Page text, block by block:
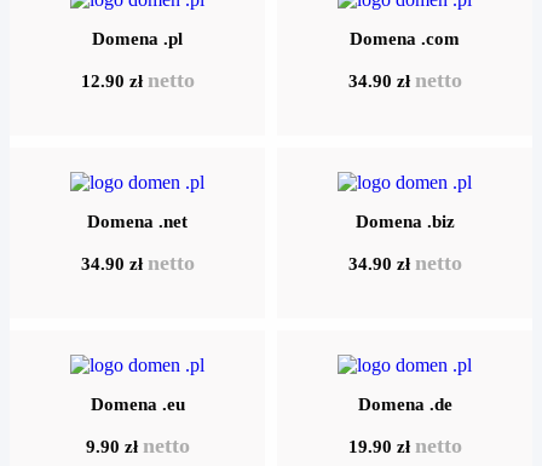
Domena .pl
12.90 zł netto
Domena .com
34.90 zł netto
Domena .net
34.90 zł netto
Domena .biz
34.90 zł netto
Domena .eu
9.90 zł netto
Domena .de
19.90 zł netto